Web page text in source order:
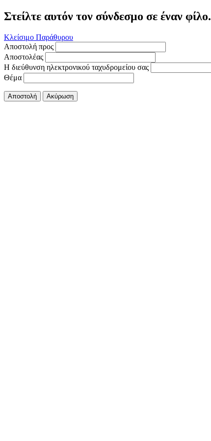
Στείλτε αυτόν τον σύνδεσμο σε έναν φίλο.
Κλείσιμο Παράθυρου
Αποστολή προς
Αποστολέας
Η διεύθυνση ηλεκτρονικού ταχυδρομείου σας
Θέμα
Αποστολή Ακύρωση